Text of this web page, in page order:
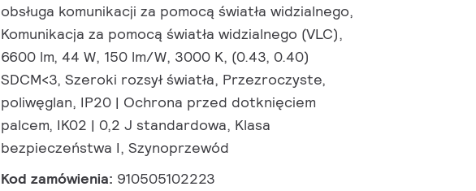
obsługa komunikacji za pomocą światła widzialnego,
Komunikacja za pomocą światła widzialnego (VLC),
6600 lm, 44 W, 150 lm/W, 3000 K, (0.43, 0.40)
SDCM<3, Szeroki rozsył światła, Przezroczyste,
poliwęglan, IP20 | Ochrona przed dotknięciem
palcem, IK02 | 0,2 J standardowa, Klasa
bezpieczeństwa I, Szynoprzewód
Kod zamówienia: 910505102223